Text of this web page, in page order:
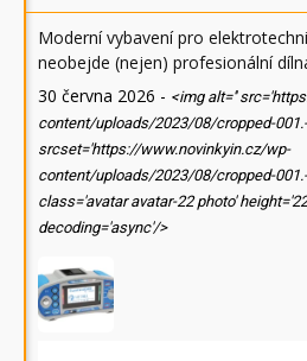
Moderní vybavení pro
neobejde (nejen) profesionální
30 června 2026 - <img alt=''
content/uploads/2023/08/cropped-
srcset='https://www.novinkyin.cz/wp-
content/uploads/2023/08/cropped-
class='avatar avatar-22 photo'
decoding='async'/>